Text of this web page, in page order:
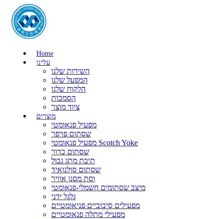
Home
עלינו
השירות שלנו
המפעל שלנו
הלקוח שלנו
הסמכות
ציוד מוצר
מוצרים
מפעיל פנאומטי
שסתום פרפר
מפעיל פנאומטי Scotch Yoke
שסתום כדור
תיבת מתג גבול
שסתום סולנואיד
וסת מסנן אוויר
מיצב שסתומים חשמלי-פנאומטי
גלגל ידני
מפעילים סיבוביים פניאומטיים
מפעילי מתלה פנאומטיים